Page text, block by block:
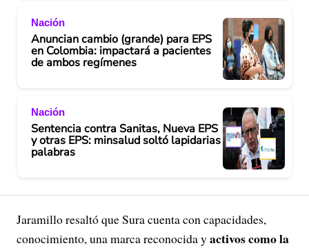
Nación
Anuncian cambio (grande) para EPS
en Colombia: impactará a pacientes
de ambos regímenes
Nación
Sentencia contra Sanitas, Nueva EPS
y otras EPS: minsalud soltó lapidarias
palabras
Jaramillo resaltó que Sura cuenta con capacidades,
conocimiento, una marca reconocida yactivos como la